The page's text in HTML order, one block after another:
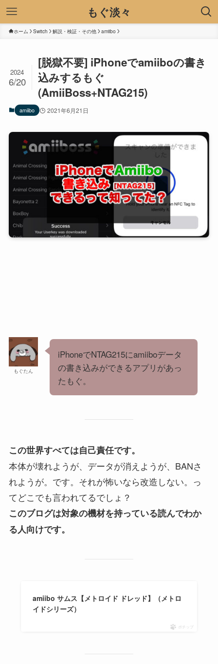
もぐ淡々
ホーム Switch 解説・検証・その他 amiibo
[脱獄不要] iPhoneでamiiboの書き
込みするもぐ
(AmiiBoss+NTAG215)
2024
6/20
amiibo 2021年6月21日
もぐたん
iPhoneでNTAG215にamiiboデータ
の書き込みができるアプリがあっ
たもぐ。
この世界すべては自己責任です。
本体が壊れようが、データが消えようが、BANさ
れようが。です。それが怖いなら改造しない。っ
てどこでも言われてるでしょ？
このブログは対象の機材を持っている読んでわか
る人向けです。
amiibo サムス【メトロイド ドレッド】（メトロ
イドシリーズ）
ポチップ